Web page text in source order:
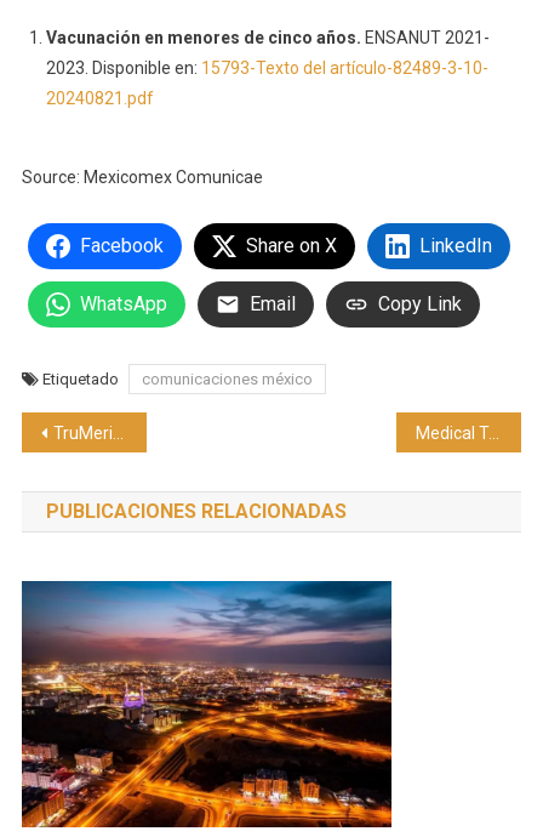
Vacunación en menores de cinco años. ENSANUT 2021-
2023. Disponible en: 15793-Texto del artículo-82489-3-10-
20240821.pdf
Source: Mexicomex Comunicae
Facebook Share on X LinkedIn
WhatsApp Email Copy Link
Etiquetado comunicaciones méxico
Navegación
de
entradas
TruMerit y el ICN lanzan una colaboración para impulsar el desarrollo de la enfermería en todo el mundo Medical Taiwan 2025: Explorar la IA de vanguardia, las soluciones médicas inteligentes y las innovaciones en bienestar
PUBLICACIONES RELACIONADAS